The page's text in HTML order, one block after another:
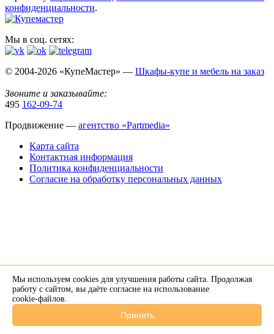
конфиденциальности.
Мы в соц. сетях:
© 2004-2026 «КупеМастер» — Шкафы-купе и мебель на заказ
Звоните и заказывайте:
495 162-09-74
Продвижение — агентство «Partmedia»
Карта сайта
Контактная информация
Политика конфиденциальности
Согласие на обработку персональных данных
Напишите нам в Telegram
+7 926 274-89-34
Мы используем cookies для улучшения работы сайта. Продолжая
работу с сайтом, вы даёте согласие на использование
cookie-файлов.
Принять